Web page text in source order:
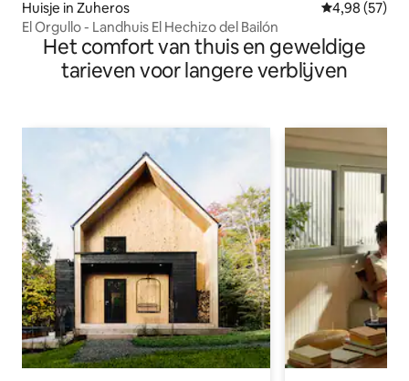
Huisje in Zuheros Gemiddelde
4,98 (57)
El Orgullo - Landhuis El Hechizo del Bailón
Het comfort van thuis en geweldige
tarieven voor langere verblijven